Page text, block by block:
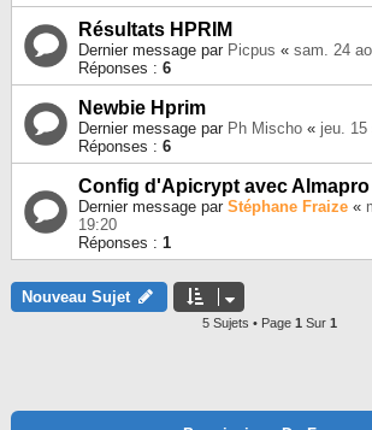
Résultats HPRIM
Dernier message par Picpus « sam. 24
Réponses : 6
Newbie Hprim
Dernier message par Ph Mischo « jeu. 15
Réponses : 6
Config d'Apicrypt avec Almapro
Dernier message par Stéphane Fraize «
19:20
Réponses : 1
Nouveau Sujet
5 Sujets • Page 1 Sur 1